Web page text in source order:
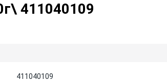
411040109
411040109